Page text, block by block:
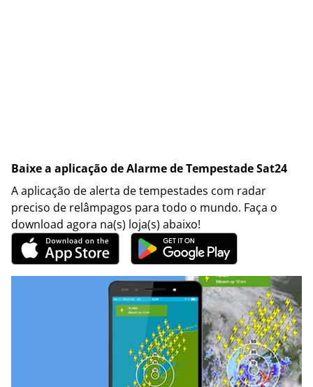
Baixe a aplicação de Alarme de Tempestade Sat24
A aplicação de alerta de tempestades com radar
preciso de relâmpagos para todo o mundo. Faça o
download agora na(s) loja(s) abaixo!